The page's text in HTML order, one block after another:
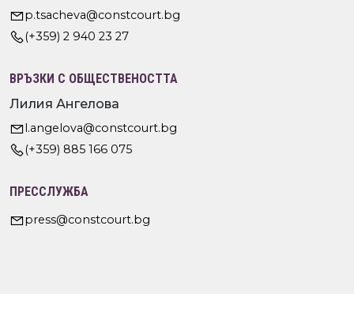
p.tsacheva@constcourt.bg
(+359) 2 940 23 27
ВРЪЗКИ С ОБЩЕСТВЕНОСТТА
Лилия Ангелова
l.angelova@constcourt.bg
(+359) 885 166 075
ПРЕССЛУЖБА
press@constcourt.bg